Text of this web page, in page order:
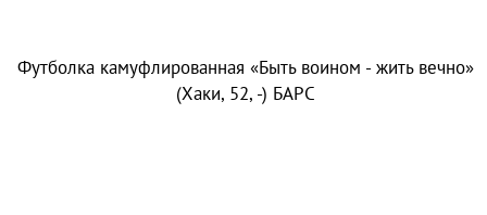
Футболка камуфлированная «Быть воином - жить вечно»
(Хаки, 52, -) БАРС